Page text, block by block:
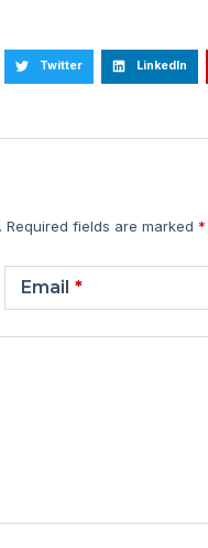
Twitter LinkedIn
Required fields are marked *
Email *